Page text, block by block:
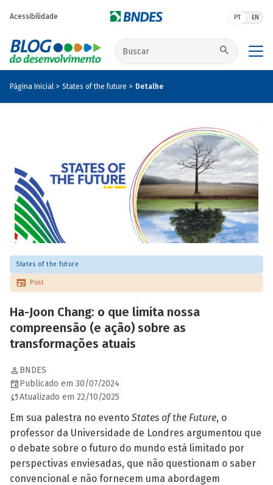
Acessibilidade PT EN
Buscar no site
Página Inicial States of the future Detalhe
States of the future
Post
Ha-Joon Chang: o que limita nossa
compreensão (e ação) sobre as
transformações atuais
BNDES
Publicado em 30/07/2024
Atualizado em 22/10/2025
Em sua palestra no evento States of the Future, o
professor da Universidade de Londres argumentou que
o debate sobre o futuro do mundo está limitado por
perspectivas enviesadas, que não questionam o saber
convencional e não fornecem uma abordagem